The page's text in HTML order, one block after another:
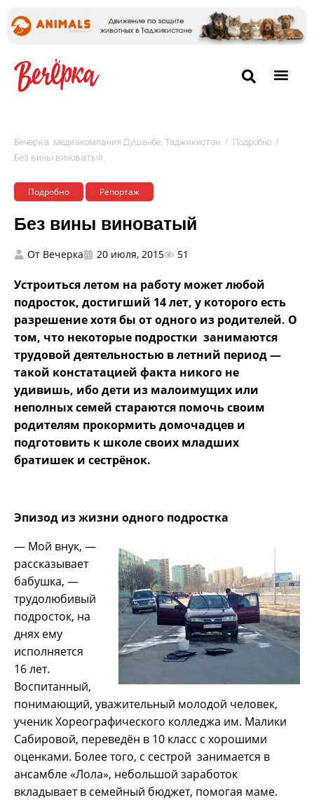
Вечёрка: медиакомпания Душанбе, Таджикистан / Подробно /
Без вины виноватый
Подробно Репортаж
Без вины виноватый
От Вечерка 20 июля, 2015 51
Устроиться летом на работу может любой
подросток, достигший 14 лет, у которого есть
разрешение хотя бы от одного из родителей. О
том, что некоторые подростки занимаются
трудовой деятельностью в летний период —
такой констатацией факта никого не
удивишь, ибо дети из малоимущих или
неполных семей стараются помочь своим
родителям прокормить домочадцев и
подготовить к школе своих младших
братишек и сестрёнок.
Эпизод из жизни одного подростка
— Мой внук, —
рассказывает
бабушка, —
трудолюбивый
подросток, на
днях ему
исполняется
16 лет.
Воспитанный,
понимающий, уважительный молодой человек,
ученик Хореографического колледжа им. Малики
Сабировой, переведён в 10 класс с хорошими
оценками. Более того, с сестрой занимается в
ансамбле «Лола», небольшой заработок
вкладывает в семейный бюджет, помогая маме.